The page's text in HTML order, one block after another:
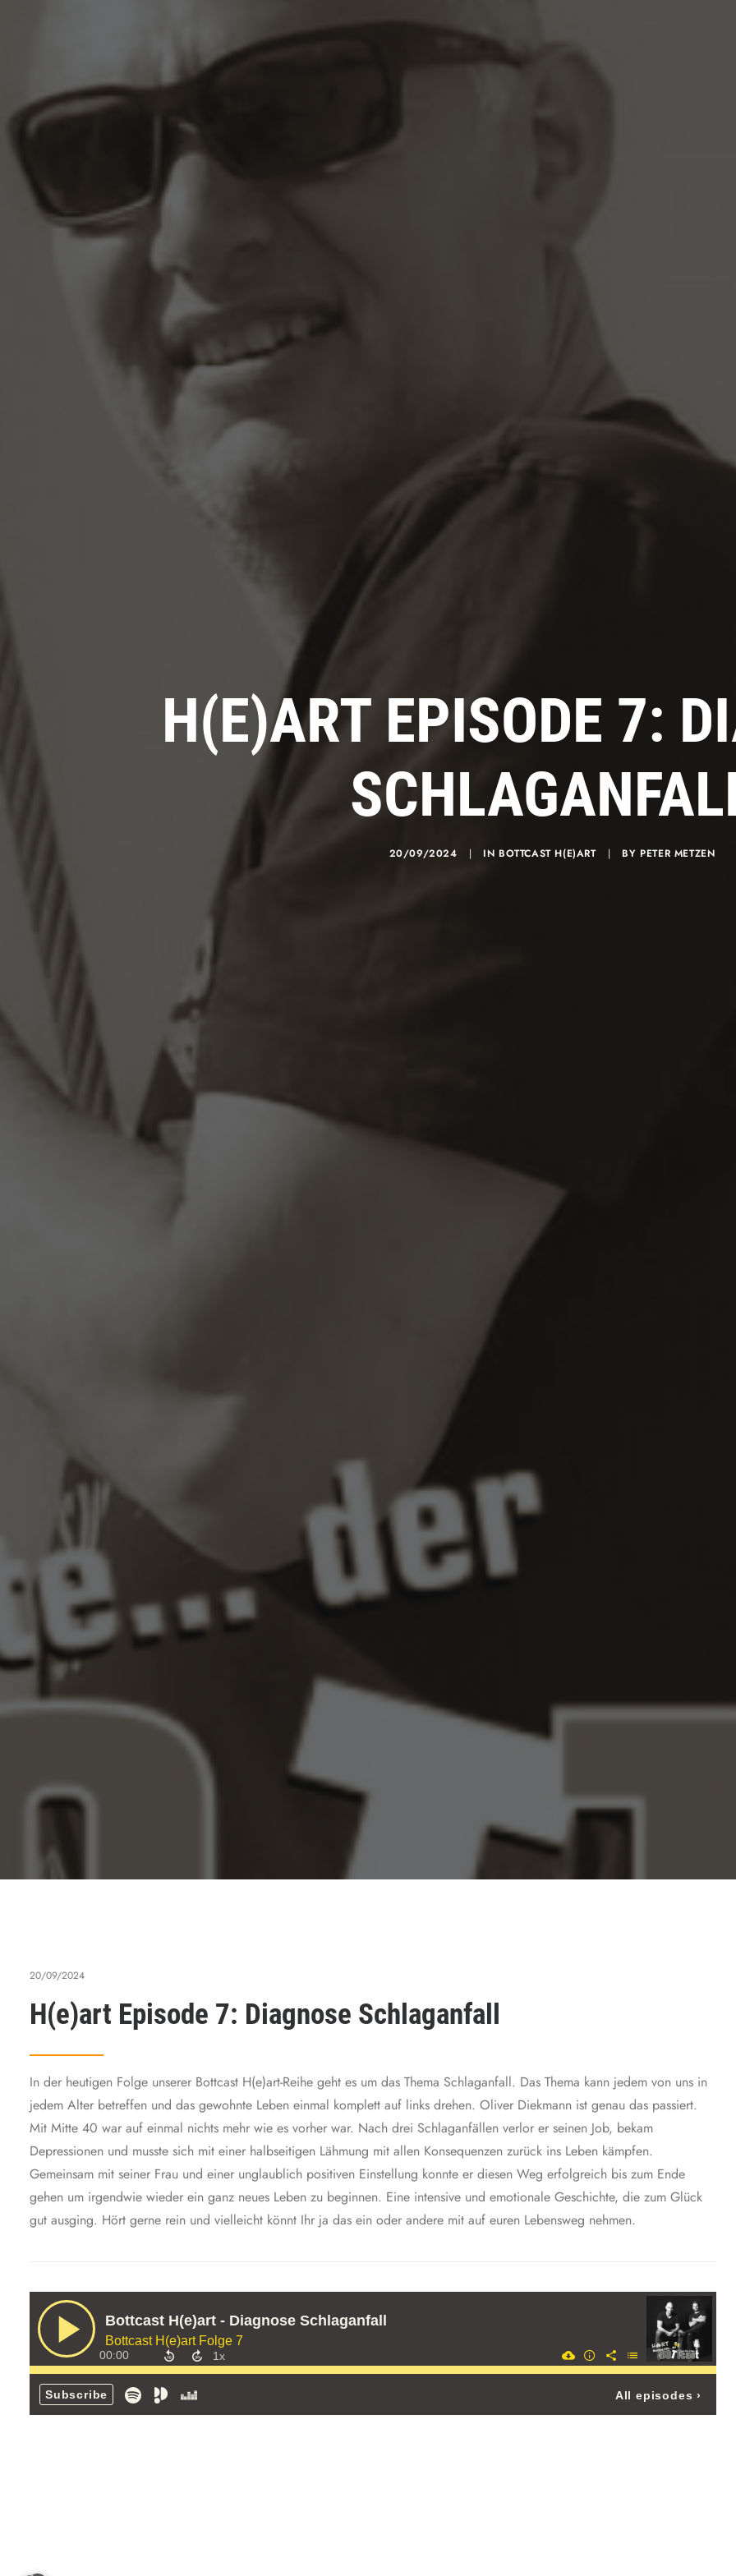
H(E)ART EPISODE 7:
20/09/2024 | IN BOTTCAST H(E)ART | BY PETER METZEN
20/09/2024
H(e)art Episode 7: Diagnose Schlaganfall
In der heutigen Folge unserer Bottcast H(e)art-Reihe geht es um das Thema Schlaganfall. Das Thema kann jedem von uns in
jedem Alter betreffen und das gewohnte Leben einmal komplett auf links drehen. Oliver Diekmann ist genau das passiert.
Mit Mitte 40 war auf einmal nichts mehr wie es vorher war. Nach drei Schlaganfällen verlor er seinen Job, bekam
Depressionen und musste sich mit einer halbseitigen Lähmung mit allen Konsequenzen zurück ins Leben kämpfen.
Gemeinsam mit seiner Frau und einer unglaublich positiven Einstellung konnte er diesen Weg erfolgreich bis zum Ende
gehen um irgendwie wieder ein ganz neues Leben zu beginnen. Eine intensive und emotionale Geschichte, die zum Glück
gut ausging. Hört gerne rein und vielleicht könnt Ihr ja das ein oder andere mit auf euren Lebensweg nehmen.